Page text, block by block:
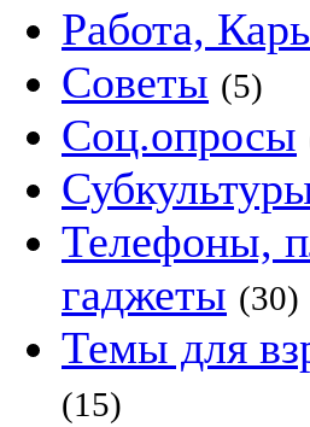
Работа,
Советы (5)
Соц.опросы
Телефоны,
гаджеты (30)
Темы для
(15)